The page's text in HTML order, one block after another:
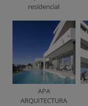
residencial
APA
ARQUITECTURA